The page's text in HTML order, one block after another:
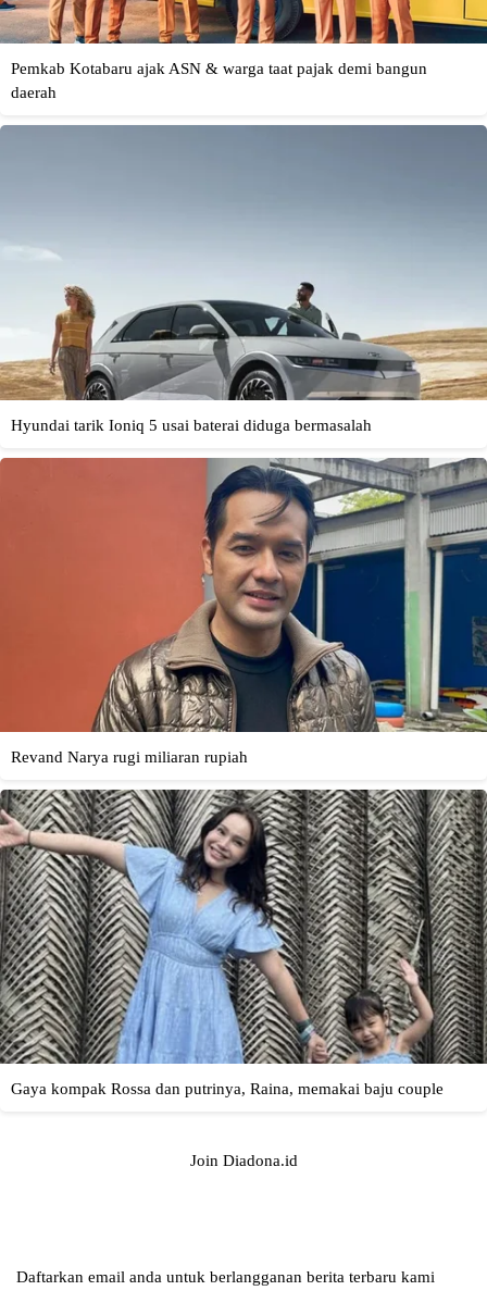
Join Diadona.id
Daftarkan email anda untuk berlangganan berita terbaru kami